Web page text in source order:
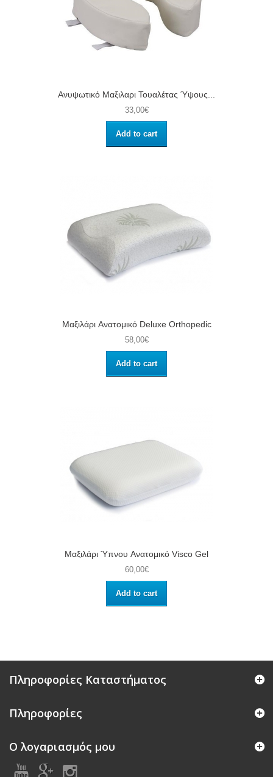
Ανυψωτικό Μαξιλαρι Τουαλέτας Ύψους...
33,00€
Add to cart
Μαξιλάρι Aνατομικό Deluxe Orthopedic
58,00€
Add to cart
Μαξιλάρι Ύπνου Aνατομικό Visco Gel
60,00€
Add to cart
Πληροφορίες Καταστήματος
Πληροφορίες
Ο λογαριασμός μου